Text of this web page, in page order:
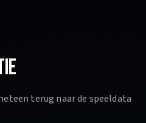
terug naar de speeldata